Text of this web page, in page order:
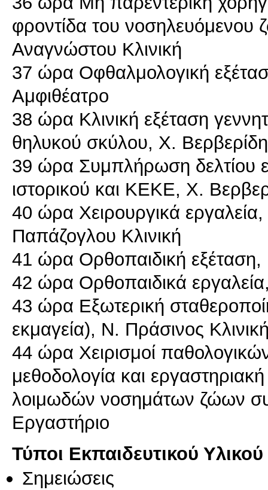
φροντίδα του νοσηλευόμενου
Αναγνώστου Κλινική
37 ώρα Οφθαλμολογική
Αμφιθέατρο
38 ώρα Κλινική εξέταση
θηλυκού σκύλου, Χ.
39 ώρα Συμπλήρωση δελτίου
ιστορικού και ΚΕΚΕ, Χ.
40 ώρα Χειρουργικά
Παπάζογλου Κλινική
41 ώρα Ορθοπαιδική εξέταση,
42 ώρα Ορθοπαιδικά
43 ώρα Εξωτερική
εκμαγεία), Ν. Πράσινος
44 ώρα Χειρισμοί
μεθοδολογία και
λοιμωδών νοσημάτων ζώων
Τύποι Εκπαιδευτικού Υλικού
Σημειώσεις